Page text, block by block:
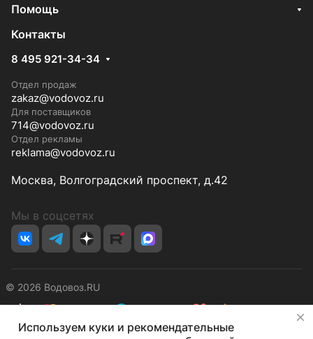
Помощь
Контакты
8 495 921-34-34
Отдел продаж
zakaz@vodovoz.ru
Для поставщиков
714@vodovoz.ru
Отдел рекламы
reklama@vodovoz.ru
Москва, Волгоградский проспект, д.42
Мы в соцсетях
© 2026 Водовоз.RU
КонфиденциальностьОферта
Используем куки и рекомендательные